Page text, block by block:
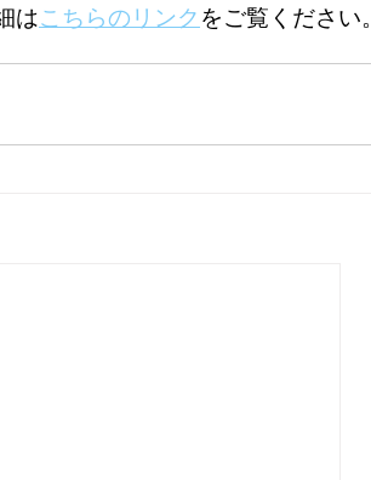
はこちらのリンク をご覧ください。